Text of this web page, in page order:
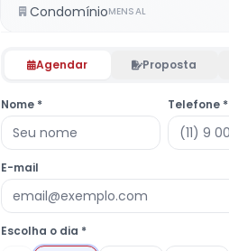
CondomínioMENSAL
Agendar Proposta
Nome * Telefone *
E-mail
Escolha o dia *